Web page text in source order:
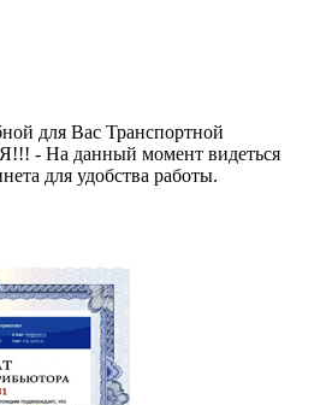
для Вас Транспортной
- На данный момент видеться
для удобства работы.